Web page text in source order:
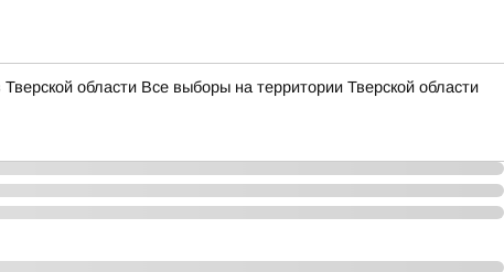
области Все выборы на территории Тверской области